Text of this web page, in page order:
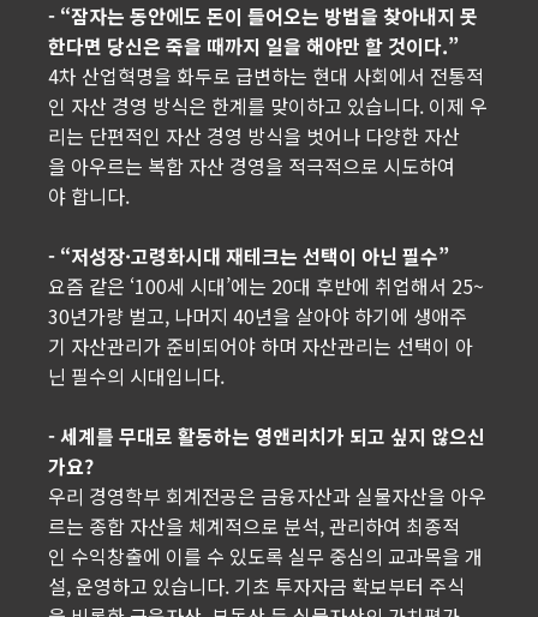
- “잠자는 동안에도 돈이 들어오는 방법을 찾아내지 못
한다면 당신은 죽을 때까지 일을 해야만 할 것이다.”
4차 산업혁명을 화두로 급변하는 현대 사회에서 전통적
인 자산 경영 방식은 한계를 맞이하고 있습니다. 이제 우
리는 단편적인 자산 경영 방식을 벗어나 다양한 자산
을 아우르는 복합 자산 경영을 적극적으로 시도하여
야 합니다.
- “저성장·고령화시대 재테크는 선택이 아닌 필수”
요즘 같은 ‘100세 시대’에는 20대 후반에 취업해서 25~
30년가량 벌고, 나머지 40년을 살아야 하기에 생애주
기 자산관리가 준비되어야 하며 자산관리는 선택이 아
닌 필수의 시대입니다.
- 세계를 무대로 활동하는 영앤리치가 되고 싶지 않으신
가요?
우리 경영학부 회계전공은 금융자산과 실물자산을 아우
르는 종합 자산을 체계적으로 분석, 관리하여 최종적
인 수익창출에 이를 수 있도록 실무 중심의 교과목을 개
설, 운영하고 있습니다. 기초 투자자금 확보부터 주식